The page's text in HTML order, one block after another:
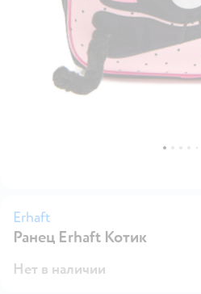
Erhaft
Ранец Erhaft Котик
Нет в наличии